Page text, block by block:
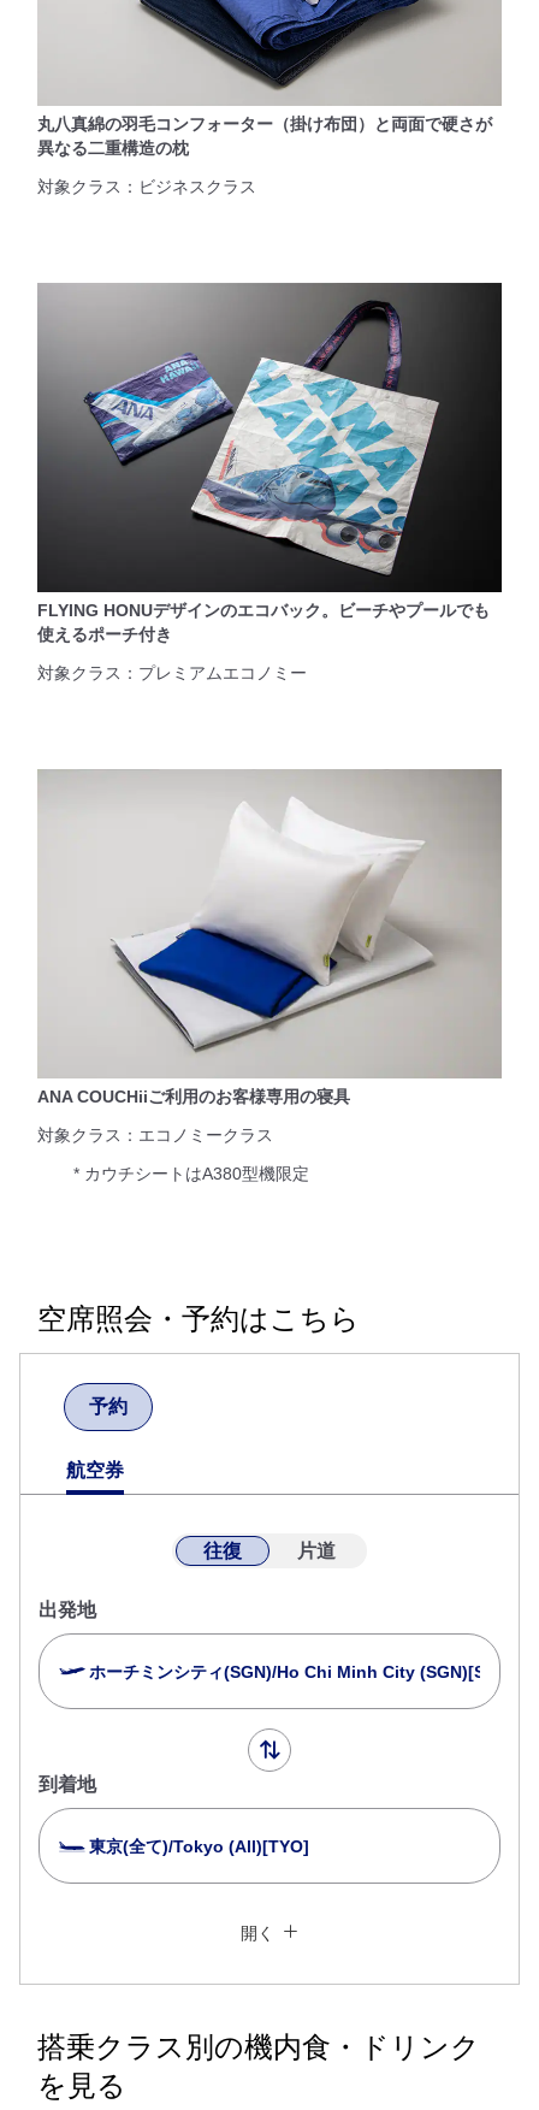
丸八真綿の羽毛コンフォーター（掛け布団）と両面で硬さが
異なる二重構造の枕
対象クラス：ビジネスクラス
FLYING HONUデザインのエコバック。ビーチやプールでも
使えるポーチ付き
対象クラス：プレミアムエコノミー
ANA COUCHiiご利用のお客様専用の寝具
対象クラス：エコノミークラス
* カウチシートはA380型機限定
空席照会・予約はこちら
予約
航空券
往復 片道
出発地
ホーチミンシティ(SGN)/Ho Chi Minh City (SGN)[SGN]
到着地
東京(全て)/Tokyo (All)[TYO]
運賃タイプ指定なし
往路出発日および時間帯
開く
搭乗クラス別の機内食・ドリンク
を見る